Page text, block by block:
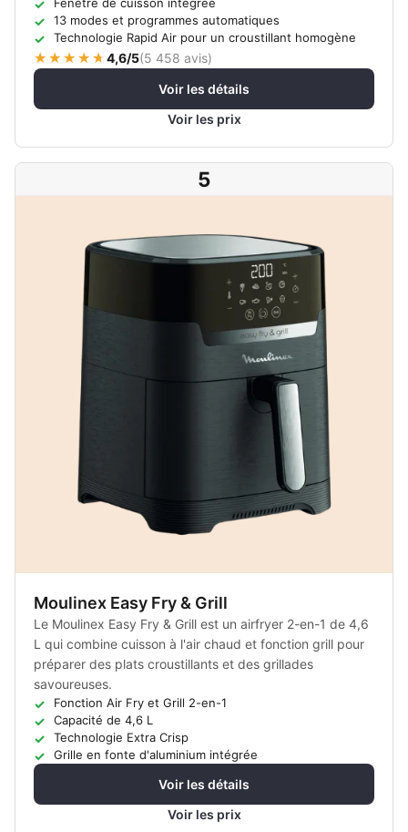
Fenêtre de cuisson intégrée
13 modes et programmes automatiques
Technologie Rapid Air pour un croustillant homogène
4,6/5(5 458 avis)
Voir les détails
Voir les prix
5
Moulinex Easy Fry & Grill
Le Moulinex Easy Fry & Grill est un airfryer 2-en-1 de 4,6
L qui combine cuisson à l'air chaud et fonction grill pour
préparer des plats croustillants et des grillades
savoureuses.
Fonction Air Fry et Grill 2-en-1
Capacité de 4,6 L
Technologie Extra Crisp
Grille en fonte d'aluminium intégrée
Voir les détails
Voir les prix